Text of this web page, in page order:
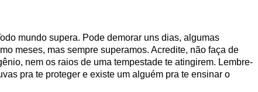
mundo supera. Pode demorar uns dias, algumas
meses, mas sempre superamos. Acredite, não faça de
nem os raios de uma tempestade te atingirem. Lembre-
pra te proteger e existe um alguém pra te ensinar o